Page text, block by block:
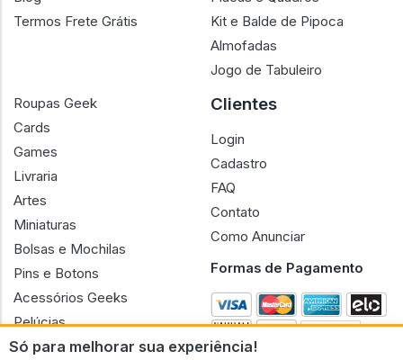
Só para melhorar sua experiência!
Políticas
Caneca e Copo
Placas e Quadros
Kit e Balde de Pipoca
Jogo de Tabuleiro
Roupas Geek
Cards
Games
Livraria
Artes
Miniaturas
Bolsas e Mochilas
Pins e Botons
Acessórios Geeks
Clientes
Login
Cadastro
FAQ
Como Anunciar
Formas de Pagamento